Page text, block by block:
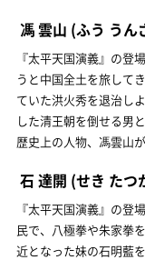
馮 雲山 (ふう うん
『太平天国演義』の登
うと中国全土を旅して
ていた洪火秀を退治し
した清王朝を倒せる男
歴史上の人物、馮雲山が
石 達開 (せき たつ
『太平天国演義』の登
民で、八極拳や朱家拳
近となった妹の石明藍